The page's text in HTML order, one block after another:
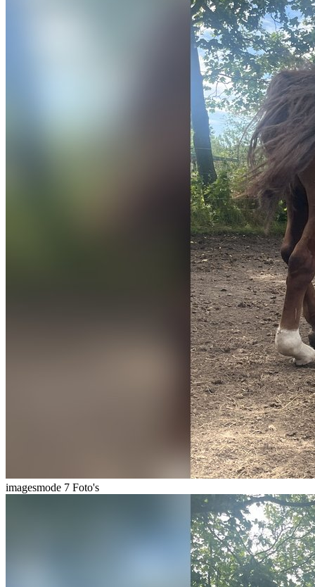
imagesmode 7 Foto's